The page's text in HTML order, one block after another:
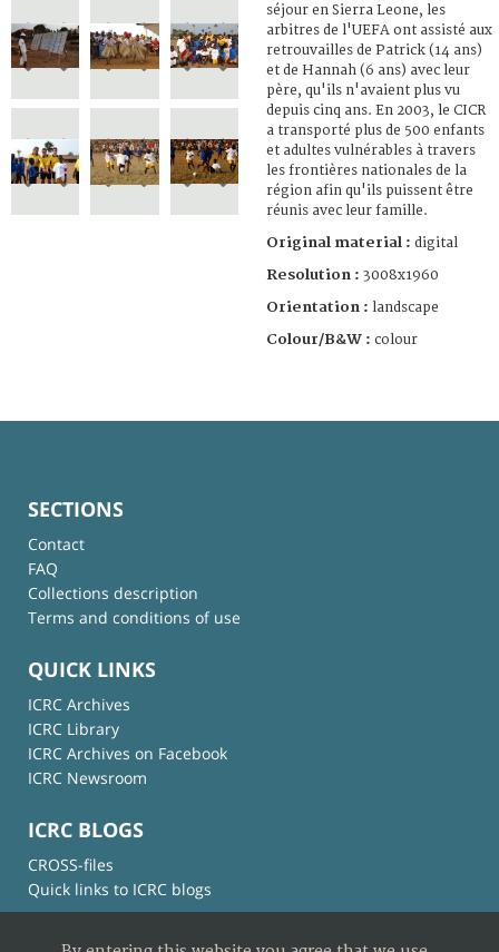
séjour en Sierra Leone, les
arbitres de l'UEFA ont assisté aux
retrouvailles de Patrick (14 ans)
et de Hannah (6 ans) avec leur
père, qu'ils n'avaient plus vu
depuis cinq ans. En 2003, le CICR
a transporté plus de 500 enfants
et adultes vulnérables à travers
les frontières nationales de la
région afin qu'ils puissent être
réunis avec leur famille.
Original material : digital
Resolution : 3008x1960
Orientation : landscape
Colour/B&W : colour
SECTIONS
Contact
FAQ
Collections description
Terms and conditions of use
QUICK LINKS
ICRC Archives
ICRC Library
ICRC Archives on Facebook
ICRC Newsroom
ICRC BLOGS
CROSS-files
Quick links to ICRC blogs